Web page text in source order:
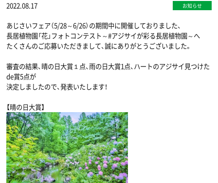
2022.08.17 お知らせ
あじさいフェア（5/28～6/26）の期間中に開催しておりました、
長居植物園「花」フォトコンテスト～#アジサイが彩る長居植物園～へ
たくさんのご応募いただきまして、誠にありがとうございました。
審査の結果、晴の日大賞１点、雨の日大賞1点、ハートのアジサイ見つけた
de賞5点が
決定しましたので、発表いたします！
【晴の日大賞】